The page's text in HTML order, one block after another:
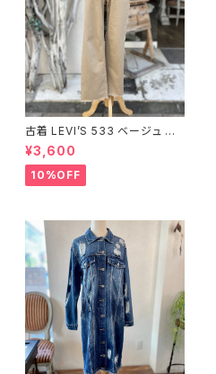
古着 LEVI’S 533 ベージュ コッ
トンパンツ
¥3,600
10%OFF